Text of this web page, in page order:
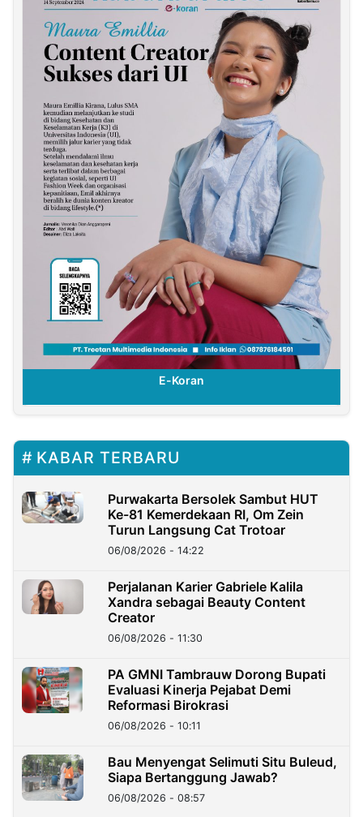
E-Koran
KABAR TERBARU
Purwakarta Bersolek Sambut HUT
Ke-81 Kemerdekaan RI, Om Zein
Turun Langsung Cat Trotoar
06/08/2026 - 14:22
Perjalanan Karier Gabriele Kalila
Xandra sebagai Beauty Content
Creator
06/08/2026 - 11:30
PA GMNI Tambrauw Dorong Bupati
Evaluasi Kinerja Pejabat Demi
Reformasi Birokrasi
06/08/2026 - 10:11
Bau Menyengat Selimuti Situ Buleud,
Siapa Bertanggung Jawab?
06/08/2026 - 08:57